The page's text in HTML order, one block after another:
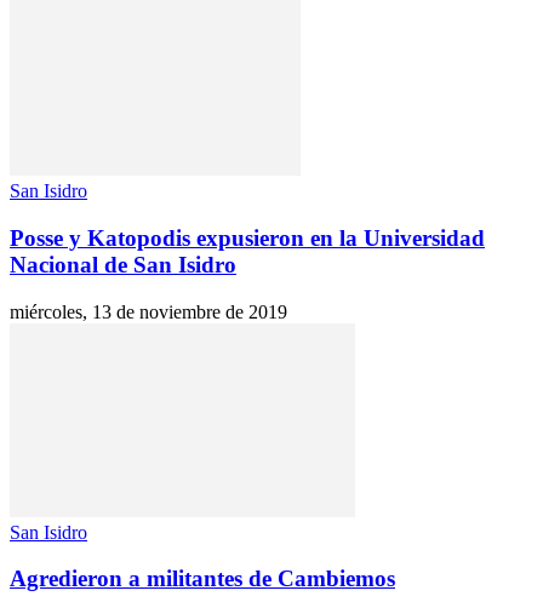
San Isidro
Posse y Katopodis expusieron en la Universidad
Nacional de San Isidro
miércoles, 13 de noviembre de 2019
San Isidro
Agredieron a militantes de Cambiemos